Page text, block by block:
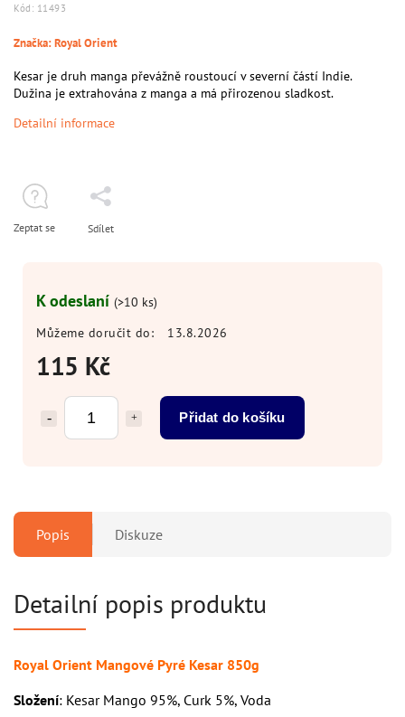
Kód: 11493
Značka:Royal Orient
115 Kč
Přidat do košíku
K odeslaní (>10 ks)
Můžeme doručit do:
13.8.2026
Kesar je druh manga převážně roustoucí v severní částí Indie.
Dužina je extrahována z manga a má přirozenou sladkost.
Detailní informace
Zeptat se Sdílet
Popis Diskuze
Detailní popis produktu
Royal Orient Mangové Pyré Kesar 850g
Složení: Kesar Mango 95%, Curk 5%, Voda